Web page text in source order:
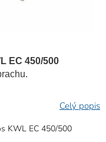
EC 450/500
KWL EC 450/500